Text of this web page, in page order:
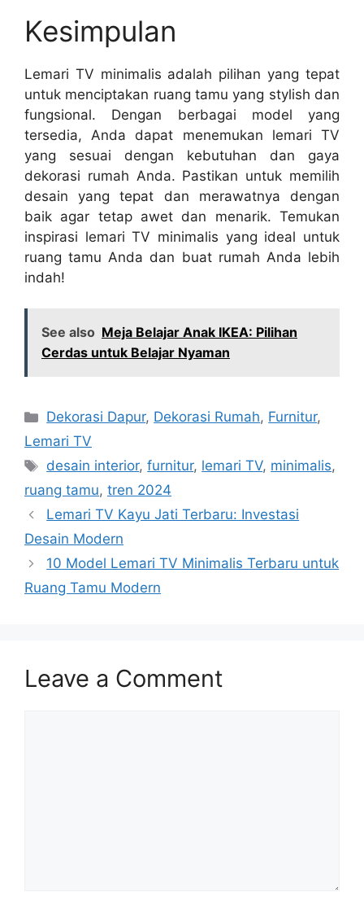
Kesimpulan
Lemari TV minimalis adalah pilihan yang tepat
untuk menciptakan ruang tamu yang stylish dan
fungsional. Dengan berbagai model yang
tersedia, Anda dapat menemukan lemari TV
yang sesuai dengan kebutuhan dan gaya
dekorasi rumah Anda. Pastikan untuk memilih
desain yang tepat dan merawatnya dengan
baik agar tetap awet dan menarik. Temukan
inspirasi lemari TV minimalis yang ideal untuk
ruang tamu Anda dan buat rumah Anda lebih
indah!
See also Meja Belajar Anak IKEA: Pilihan
Cerdas untuk Belajar Nyaman
Categories
Dekorasi Dapur, Dekorasi Rumah, Furnitur,
Lemari TV
Tags
desain interior,furnitur, lemari TV, minimalis,
ruang tamu, tren 2024
Lemari TV Kayu Jati Terbaru: Investasi
Desain Modern
10 Model Lemari TV Minimalis Terbaru untuk
Ruang Tamu Modern
Leave a Comment